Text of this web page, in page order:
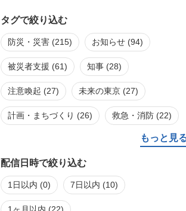
タグで絞り込む
防災・災害 (215) お知らせ (94)
被災者支援 (61) 知事 (28)
注意喚起 (27) 未来の東京 (27)
計画・まちづくり (26) 救急・消防 (22)
もっと見
配信日時で絞り込む
1日以内 (0) 7日以内 (10)